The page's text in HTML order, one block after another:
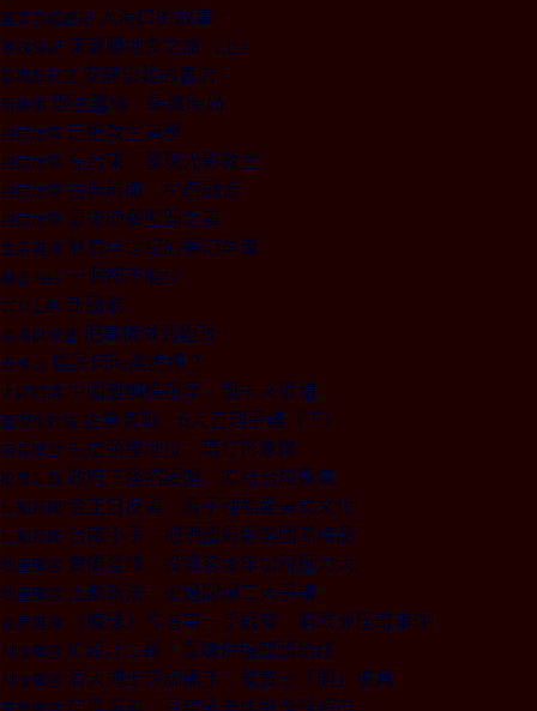
董事長嬉遊記 大港口的故事
饕姊食記 東瀛勝地食之旅（上）
發現酷建築 安藤忠雄的書店
新鮮事 野生蠶絲 編織時尚
封面故事 走進教堂美學
封面故事 在台東 發現光影教堂
封面故事 古典前衛 中西融合
封面故事 最後晚餐聖器之美
生活書摘 熬煮半世紀的夢幻羊羹
編者的話 一個都不能少
CEO上線 新國歌
商場自慢塾 把事情做到極致
去梯言 選民何時變虎媽？
大師開講 中國離觸礁還早 離未來很遠
管理相對論 企業實戰 6大管理爭議（下）
店長學堂 先搶領導地位 再打形象牌
投資焦點 政府三怪招護盤 凍結台股買氣
焦點新聞 金正日反美 骨子裡酷愛美式文化
焦點新聞 台南小子 把酒國最愛變國際精品
地產風雲 實價登錄 投資客後年加稅壓力大
地產風雲 土徵新法 搶過關爆三大爭議
商周書摘 《魔球》作者第一手觀察 窮歐洲怪奇事件
科技風雲 IC設計二哥 靠購併逼龍頭給錢
科技風雲 清大博士拜師黑手 幫賓士「開」模具